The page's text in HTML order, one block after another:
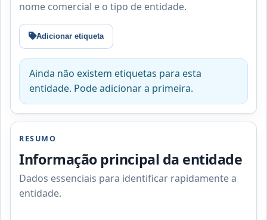
nome comercial e o tipo de entidade.
Adicionar etiqueta
Ainda não existem etiquetas para esta
entidade. Pode adicionar a primeira.
RESUMO
Informação principal da entidade
Dados essenciais para identificar rapidamente a
entidade.